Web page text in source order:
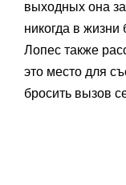
выходных она
никогда в жизни
Лопес также
это место для
бросить вызов